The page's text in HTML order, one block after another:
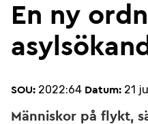
En ny
SOU: 2022:64 Datum: 21
Människor på flykt,